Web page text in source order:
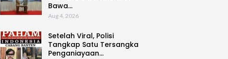
Bawa…
Aug 4, 2026
Setelah Viral, Polisi
Tangkap Satu Tersangka
Penganiayaan…